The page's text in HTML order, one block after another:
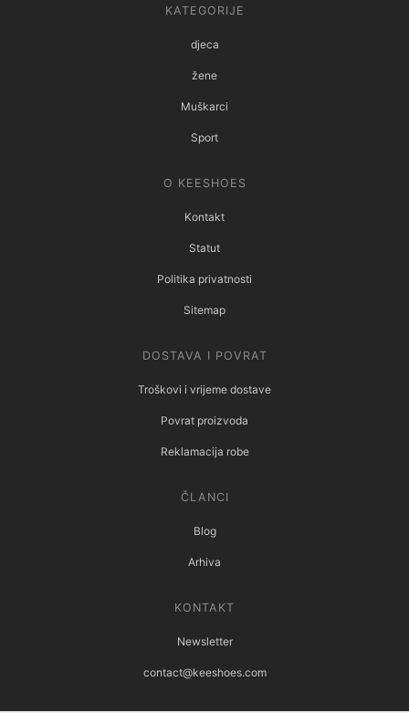
KATEGORIJE
djeca
žene
Muškarci
Sport
O KEESHOES
Kontakt
Statut
Politika privatnosti
Sitemap
DOSTAVA I POVRAT
Troškovi i vrijeme dostave
Povrat proizvoda
Reklamacija robe
ČLANCI
Blog
Arhiva
KONTAKT
Newsletter
contact@keeshoes.com